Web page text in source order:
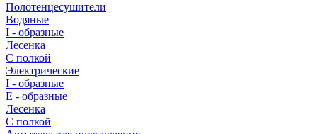
Полотенцесушители
Водяные
I - образные
Лесенка
С полкой
Электрические
I - образные
E - образные
Лесенка
С полкой